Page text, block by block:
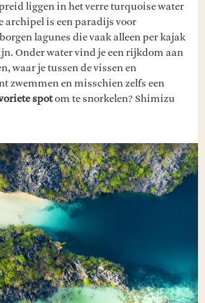
liggen in het verre turquoise water
archipel is een paradijs voor
lagunes die vaak alleen per kajak
Onder water vind je een rijkdom aan
waar je tussen de vissen en
zwemmen en misschien zelfs een
spotom te snorkelen? Shimizu